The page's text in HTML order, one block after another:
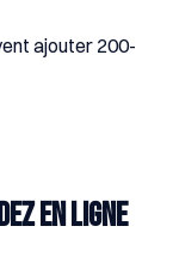
ajouter 200-
en ligne